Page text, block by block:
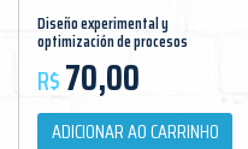
Diseño experimental y
optimización de procesos
R$70,00
ADICIONAR AO CARRINHO